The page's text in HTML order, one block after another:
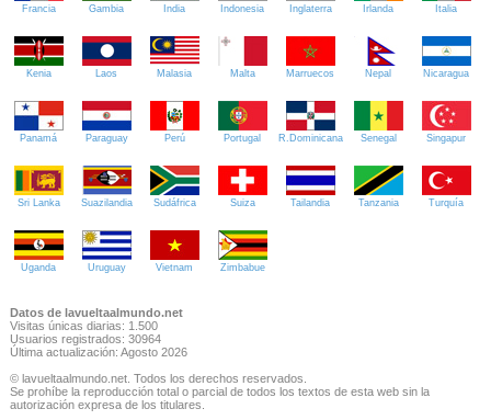
Francia Gambia India Indonesia Inglaterra Irlanda Italia
Kenia Laos Malasia Malta Marruecos Nepal Nicaragua
Panamá Paraguay Perú Portugal R.Dominicana Senegal Singapur
Sri Lanka Suazilandia Sudáfrica Suiza Tailandia Tanzania Turquía
Uganda Uruguay Vietnam Zimbabue
Datos de lavueltaalmundo.net
Visitas únicas diarias: 1.500
Usuarios registrados: 30964
Última actualización: Agosto 2026
© lavueltaalmundo.net. Todos los derechos reservados.
Se prohíbe la reproducción total o parcial de todos los textos de esta web sin la
autorización expresa de los titulares.